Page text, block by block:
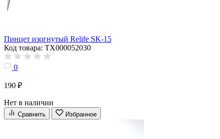
Пинцет изогнутый Relife SK-15
Код товара: ТХ000052030
0
190 ₽
Нет в наличии
Сравнить Избранное